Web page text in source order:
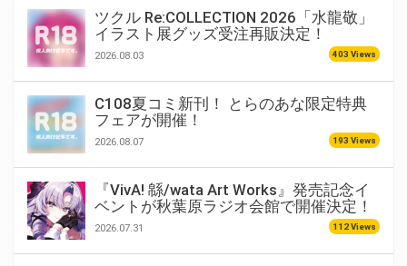
ツクル Re:COLLECTION 2026「水龍敬」
イラスト展グッズ受注再販決定！
2026.08.03 403 Views
C108夏コミ新刊！ とらのあな限定特典
フェアが開催！
2026.08.07 193 Views
『VivA! 緜/wata Art Works』発売記念イ
ベントが秋葉原ラジオ会館で開催決定！
2026.07.31 112 Views